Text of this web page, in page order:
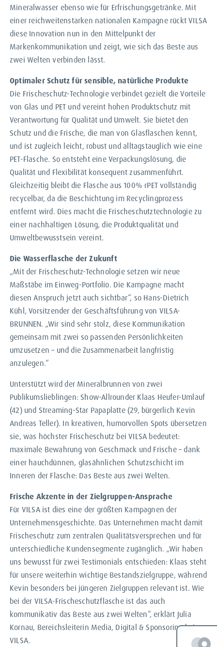
Mineralwasser ebenso wie für Erfrischungsgetränke. Mit
einer reichweitenstarken nationalen Kampagne rückt VILSA
diese Innovation nun in den Mittelpunkt der
Markenkommunikation und zeigt, wie sich das Beste aus
zwei Welten verbinden lässt.
Optimaler Schutz für sensible, natürliche Produkte
Die Frischeschutz-Technologie verbindet gezielt die Vorteile
von Glas und PET und vereint hohen Produktschutz mit
Verantwortung für Qualität und Umwelt. Sie bietet den
Schutz und die Frische, die man von Glasflaschen kennt,
und ist zugleich leicht, robust und alltagstauglich wie eine
PET-Flasche. So entsteht eine Verpackungslösung, die
Qualität und Flexibilität konsequent zusammenführt.
Gleichzeitig bleibt die Flasche aus 100% rPET vollständig
recycelbar, da die Beschichtung im Recyclingprozess
entfernt wird. Dies macht die Frischeschutztechnologie zu
einer nachhaltigen Lösung, die Produktqualität und
Umweltbewusstsein vereint.
Die Wasserflasche der Zukunft
„Mit der Frischeschutz-Technologie setzen wir neue
Maßstäbe im Einweg-Portfolio. Die Kampagne macht
diesen Anspruch jetzt auch sichtbar“, so Hans-Dietrich
Kühl, Vorsitzender der Geschäftsführung von VILSA-
BRUNNEN. „Wir sind sehr stolz, diese Kommunikation
gemeinsam mit zwei so passenden Persönlichkeiten
umzusetzen – und die Zusammenarbeit langfristig
anzulegen.“
Unterstützt wird der Mineralbrunnen von zwei
Publikumslieblingen: Show-Allrounder Klaas Heufer-Umlauf
(42) und Streaming-Star Papaplatte (29, bürgerlich Kevin
Andreas Teller). In kreativen, humorvollen Spots übersetzen
sie, was höchster Frischeschutz bei VILSA bedeutet:
maximale Bewahrung von Geschmack und Frische – dank
einer hauchdünnen, glasähnlichen Schutzschicht im
Inneren der Flasche: Das Beste aus zwei Welten.
Frische Akzente in der Zielgruppen-Ansprache
Für VILSA ist dies eine der größten Kampagnen der
Unternehmensgeschichte. Das Unternehmen macht damit
Frischeschutz zum zentralen Qualitätsversprechen und für
unterschiedliche Kundensegmente zugänglich. „Wir haben
uns bewusst für zwei Testimonials entschieden: Klaas steht
für unsere weiterhin wichtige Bestandszielgruppe, während
Kevin besonders bei jüngeren Zielgruppen relevant ist. Wie
bei der VILSA-Frischeschutzflasche ist das auch
kommunikativ das Beste aus zwei Welten“, erklärt Julia
Kornau, Bereichsleiterin Media, Digital & Sponsoring bei
VILSA.